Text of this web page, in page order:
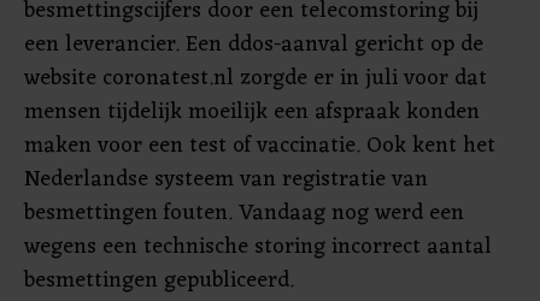
besmettingscijfers door een telecomstoring bij
een leverancier. Een ddos-aanval gericht op de
website coronatest.nl zorgde er in juli voor dat
mensen tijdelijk moeilijk een afspraak konden
maken voor een test of vaccinatie. Ook kent het
Nederlandse systeem van registratie van
besmettingen fouten. Vandaag nog werd een
wegens een technische storing incorrect aantal
besmettingen gepubliceerd.